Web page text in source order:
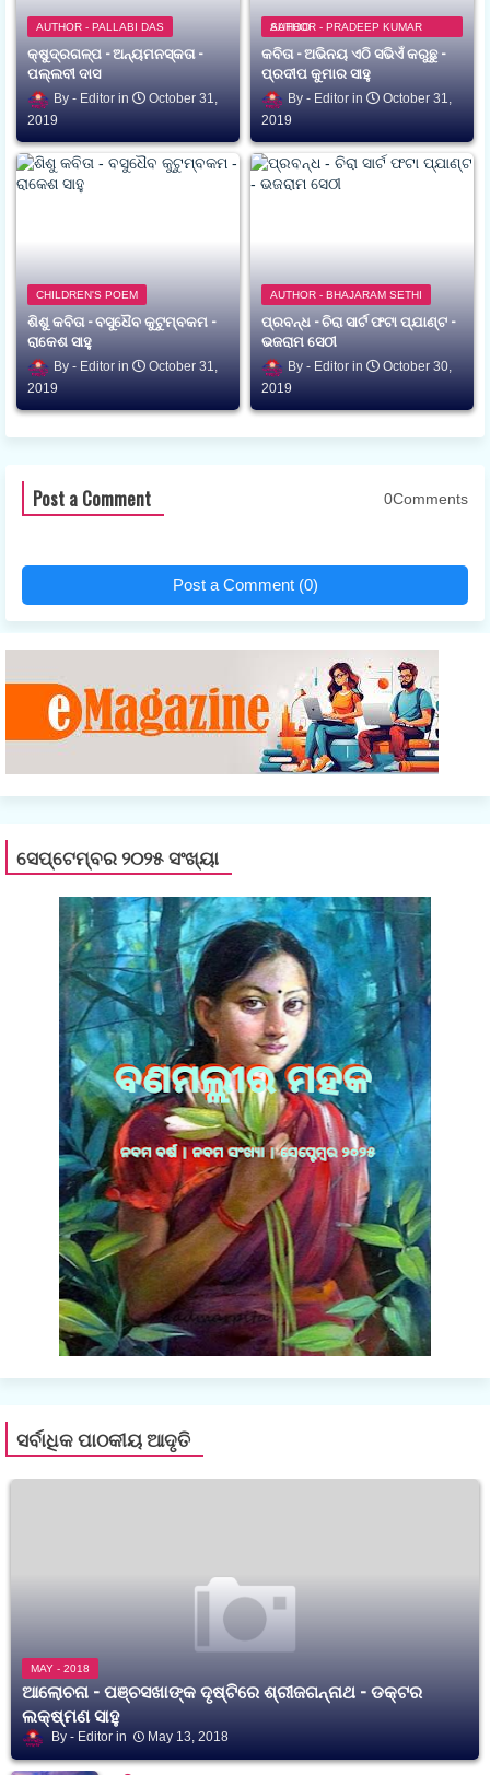
AUTHOR - PALLABI DAS
କ୍ଷୁଦ୍ରଗଳ୍ପ - ଅନ୍ୟମନସ୍କତା -
ପଲ୍ଲବୀ ଦାସ
Editor
October 31,
2019
AUTHOR - PRADEEP KUMAR SAHOO
କବିତା - ଅଭିନୟ ଏଠି ସଭିଏଁ କରୁଛୁ -
ପ୍ରଦୀପ କୁମାର ସାହୁ
Editor
October 31,
2019
CHILDREN'S POEM
ଶିଶୁ କବିତା - ବସୁଧୈବ କୁଟୁମ୍ବକମ -
ରାକେଶ ସାହୁ
Editor
October 31,
2019
AUTHOR - BHAJARAM SETHI
ପ୍ରବନ୍ଧ - ଚିରା ସାର୍ଟ ଫଟା ପ୍ଯାଣ୍ଟ -
ଭଜରାମ ସେଠୀ
Editor
October 30,
2019
Post a Comment 0Comments
Post a Comment (0)
ସେପ୍ଟେମ୍ବର ୨୦୨୫ ସଂଖ୍ୟା
ସର୍ବାଧିକ ପାଠକୀୟ ଆଦୃତି
MAY - 2018
ଆଲୋଚନା - ପଞ୍ଚସଖାଙ୍କ ଦୃଷ୍ଟିରେ ଶ୍ରୀଜଗନ୍ନାଥ - ଡକ୍ଟର
ଲକ୍ଷ୍ମଣ ସାହୁ
Editor May 13, 2018